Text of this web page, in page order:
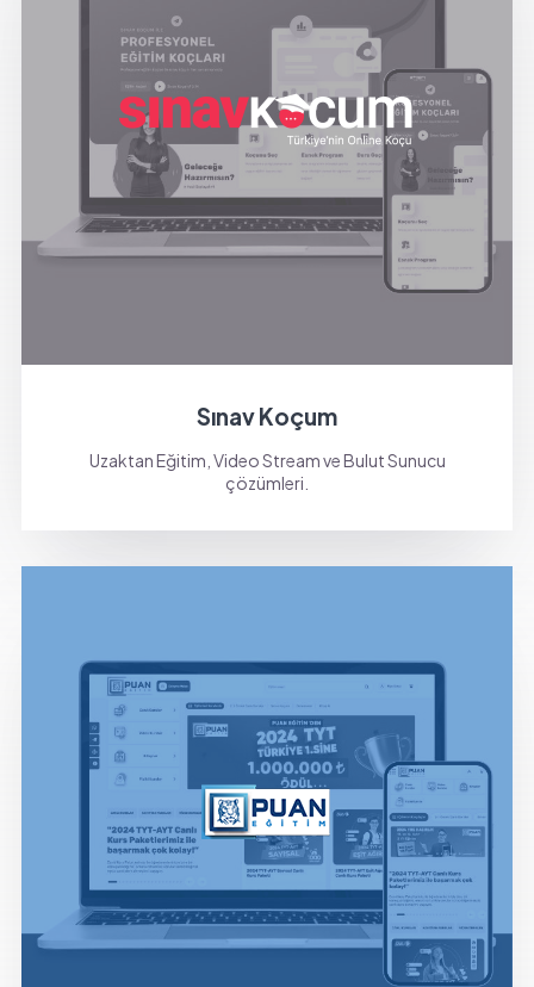
Sınav Koçum
Uzaktan Eğitim, Video Stream ve Bulut Sunucu
çözümleri.